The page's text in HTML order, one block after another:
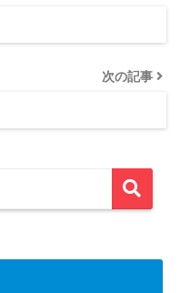
次の記事